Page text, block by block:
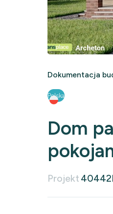
Dokumentacja
Polska
Dom
Projekt